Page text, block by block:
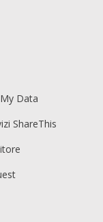
Data
ShareThis